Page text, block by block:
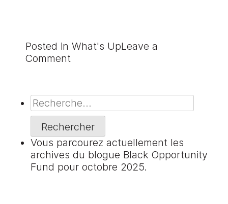
Posted in What's UpLeave a
Commenton
de
prospérité
pour
l’avancement
des
communautés
noires
Rechercher
:
Vous parcourez actuellement les
archives du blogue Black Opportunity
Fund pour octobre 2025.